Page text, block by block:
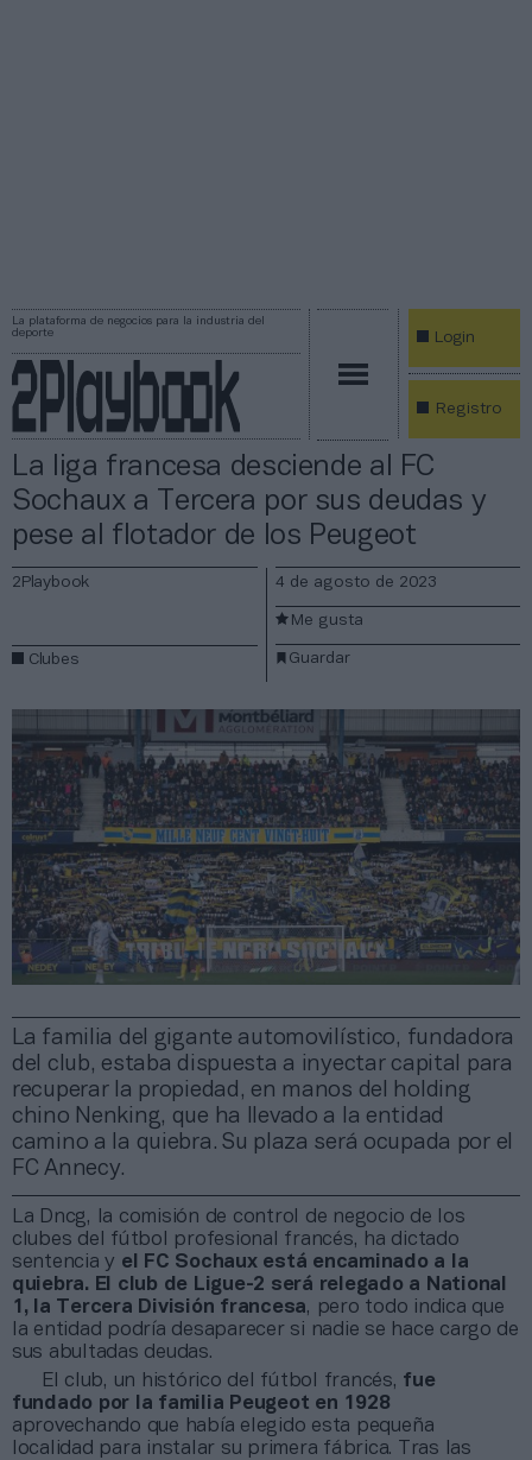
La plataforma de negocios para la industria del
deporte
Login
Registro
La liga francesa desciende al FC
Sochaux a Tercera por sus deudas y
pese al flotador de los Peugeot
La familia del gigante automovilístico, fundadora
del club, estaba dispuesta a inyectar capital para
recuperar la propiedad, en manos del holding
chino Nenking, que ha llevado a la entidad
camino a la quiebra. Su plaza será ocupada por el
FC Annecy.
2Playbook
Clubes
4 de agosto de 2023
Guardar
Me gusta
La Dncg, la comisión de control de negocio de los
clubes del fútbol profesional francés, ha dictado
sentencia y el FC Sochaux está encaminado a la
quiebra. El club de Ligue-2 será relegado a National
1, la Tercera División francesa, pero todo indica que
la entidad podría desaparecer si nadie se hace cargo de
sus abultadas deudas.
El club, un histórico del fútbol francés, fue
fundado por la familia Peugeot en 1928
aprovechando que había elegido esta pequeña
localidad para instalar su primera fábrica. Tras las